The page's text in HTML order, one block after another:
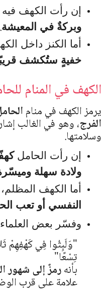
إن رأت الكهف فيه
وبركةٌ في المعيشة.
أما الكنز داخل
خفيةٍ ستُكشف
الكهف في المنام
يرمز الكهف في منام
الفرج، وهو في الغالب
وسلامتها.
إن رأت الحامل
ولادة سهلة
أما الكهف
النفسي أو تعب
وفسّر بعض
"وَلَبِثُوا فِي كَهْفِهِمْ
تِسْعًا"
بأنهرمزٌ إلى شهور
علامة على قرب